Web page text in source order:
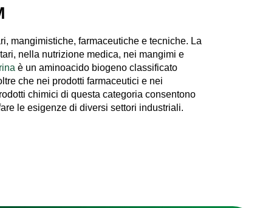
mangimistiche, farmaceutiche e tecniche. La
nella nutrizione medica, nei mangimi e
è un aminoacido biogeno classificato
che nei prodotti farmaceutici e nei
chimici di questa categoria consentono
le esigenze di diversi settori industriali.